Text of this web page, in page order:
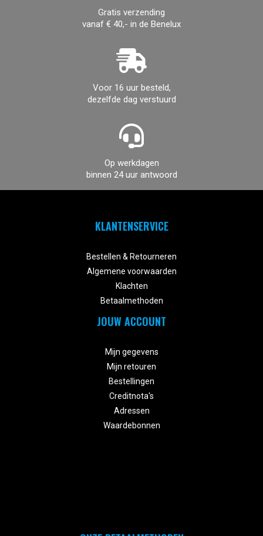
Gratis verzending
vanaf € 40,- in de Benelux
Voor 16 uur besteld,
dezelfde dag verstuurd
Op werkdagen
binnen 24 uur antwoord
KLANTENSERVICE
Bestellen & Retourneren
Algemene voorwaarden
Klachten
Betaalmethoden
JOUW ACCOUNT
Mijn gegevens
Mijn retouren
Bestellingen
Creditnota's
Adressen
Waardebonnen